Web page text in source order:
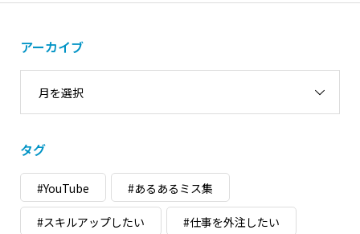
アーカイブ
月を選択
タグ
#YouTube #あるあるミス集
#スキルアップしたい #仕事を外注したい